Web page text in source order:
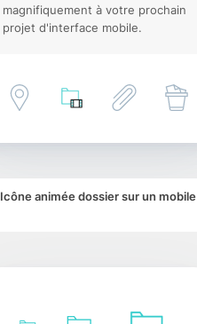
magnifiquement à votre prochain
projet d'interface mobile.
Icône animée dossier sur un mobile